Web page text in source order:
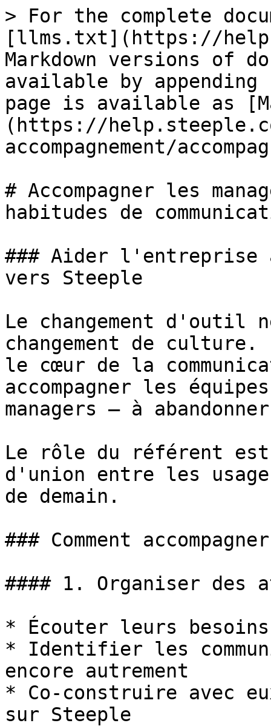
> For the complete
[llms.txt](https://
Markdown versions of
available by
page is available as
(https://
accompagnement/
# Accompagner les
habitudes de
### Aider l'entreprise
vers Steeple
Le changement
changement de culture.
le cœur de la
accompagner les
managers — à
Le rôle du référent
d'union entre les
de demain.
### Comment
#### 1. Organiser des
* Écouter leurs
* Identifier les
encore autrement
* Co-construire avec
sur Steeple